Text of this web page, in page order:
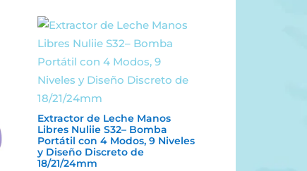
Extractor de Leche Manos
Libres Nuliie S32– Bomba
Portátil con 4 Modos, 9 Niveles
y Diseño Discreto de
18/21/24mm